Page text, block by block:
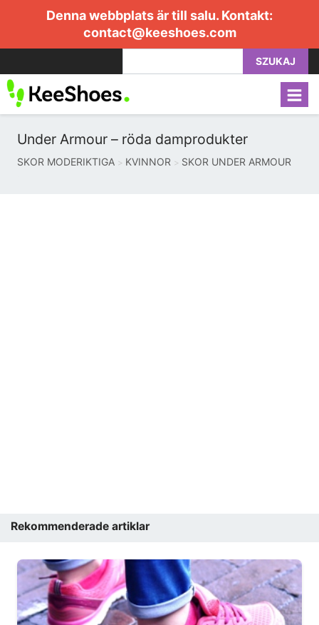
Denna webbplats är till salu. Kontakt:
contact@keeshoes.com
SZUKAJ
Under Armour – röda damprodukter
SKOR MODERIKTIGA KVINNOR SKOR UNDER ARMOUR
Rekommenderade artiklar